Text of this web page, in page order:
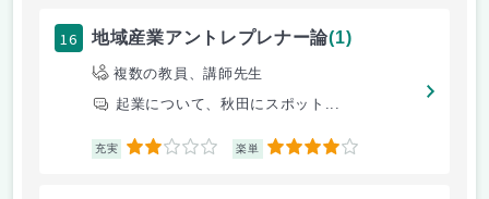
16 地域産業アントレプレナー論(1)
複数の教員、講師先生
起業について、秋田にスポット...
充実 2 楽単 4